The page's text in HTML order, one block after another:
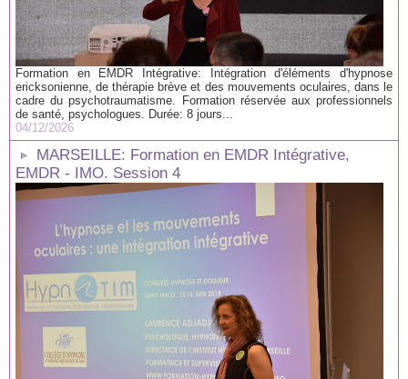
Formation en EMDR Intégrative: Intégration d'éléments d'hypnose
ericksonienne, de thérapie brève et des mouvements oculaires, dans le
cadre du psychotraumatisme. Formation réservée aux professionnels
de santé, psychologues. Durée: 8 jours...
04/12/2026
MARSEILLE: Formation en EMDR Intégrative,
EMDR - IMO. Session 4